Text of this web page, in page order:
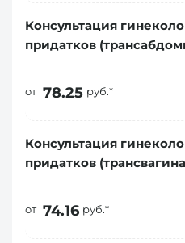
Консультация
придатков
от 78.25 руб.*
Консультация
придатков
от 74.16 руб.*